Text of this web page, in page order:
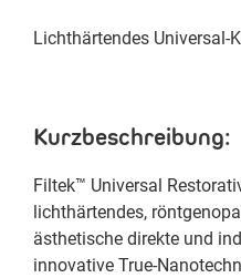
Lichthärtendes Universal-
Kurzbeschreibung:
Filtek™ Universal
lichthärtendes,
ästhetische direkte und
innovative True-